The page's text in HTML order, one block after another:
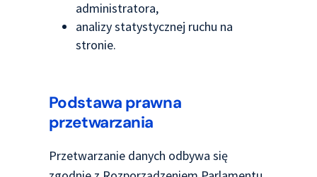
administratora,
analizy statystycznej ruchu na
stronie.
Podstawa prawna
przetwarzania
Przetwarzanie danych odbywa się